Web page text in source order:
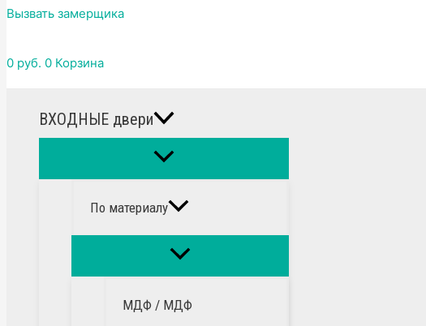
Вызвать замерщика
0 руб. 0 Корзина
ВХОДНЫЕ двери
По материалу
МДФ / МДФ